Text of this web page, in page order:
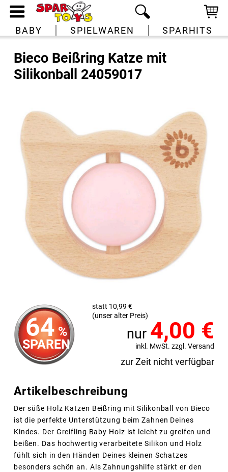
BABY SPIELWAREN SPARHITS
Bieco Beißring Katze mit
Silikonball 24059017
64 %
SPAREN
statt 10,99 €
(unser alter Preis)
nur 4,00 €
inkl. MwSt. zzgl. Versand
zur Zeit nicht verfügbar
Artikelbeschreibung
Der süße Holz Katzen Beißring mit Silikonball von Bieco
ist die perfekte Unterstützung beim Zahnen Deines
Kindes. Der Greifling Baby Holz ist leicht zu greifen und
beißen. Das hochwertig verarbeitete Silikon und Holz
fühlt sich in den Händen Deines kleinen Schatzes
besonders schön an. Als Zahnungshilfe stärkt er den